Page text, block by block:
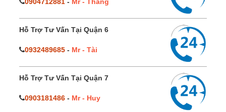
0904712881 - Mr - Thắng
Hỗ Trợ Tư Vấn Tại Quận 6
0932489685 - Mr - Tài
Hỗ Trợ Tư Vấn Tại Quận 7
0903181486 - Mr - Huy